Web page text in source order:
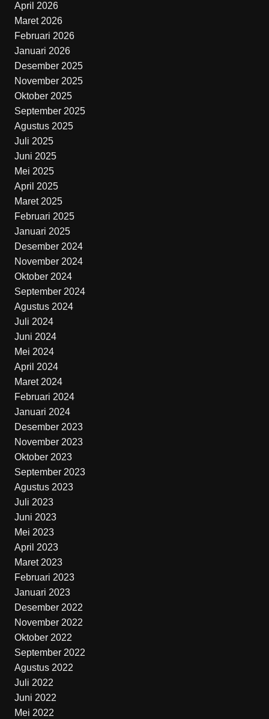
April 2026
Maret 2026
Februari 2026
Januari 2026
Desember 2025
November 2025
Oktober 2025
September 2025
Agustus 2025
Juli 2025
Juni 2025
Mei 2025
April 2025
Maret 2025
Februari 2025
Januari 2025
Desember 2024
November 2024
Oktober 2024
September 2024
Agustus 2024
Juli 2024
Juni 2024
Mei 2024
April 2024
Maret 2024
Februari 2024
Januari 2024
Desember 2023
November 2023
Oktober 2023
September 2023
Agustus 2023
Juli 2023
Juni 2023
Mei 2023
April 2023
Maret 2023
Februari 2023
Januari 2023
Desember 2022
November 2022
Oktober 2022
September 2022
Agustus 2022
Juli 2022
Juni 2022
Mei 2022